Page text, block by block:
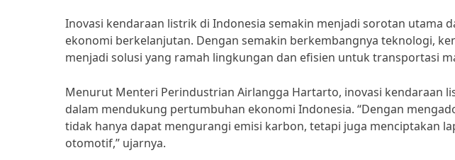
Inovasi kendaraan listrik di Indonesia semakin menjadi sorotan utama
ekonomi berkelanjutan. Dengan semakin berkembangnya teknologi,
menjadi solusi yang ramah lingkungan dan efisien untuk transportasi
Menurut Menteri Perindustrian Airlangga Hartarto, inovasi kendaraan
dalam mendukung pertumbuhan ekonomi Indonesia. “Dengan
tidak hanya dapat mengurangi emisi karbon, tetapi juga menciptakan
otomotif,” ujarnya.